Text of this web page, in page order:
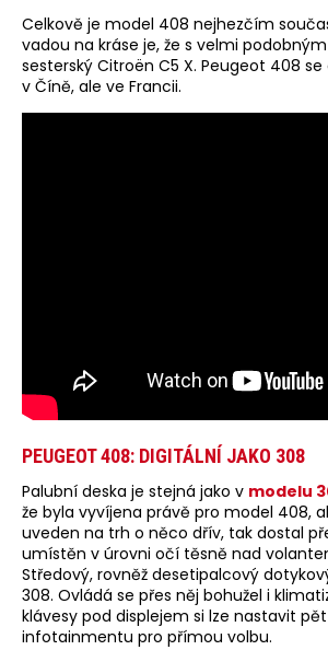
Celkově je model 408 nejhezčím
vadou na kráse je, že s velmi
sesterský Citroën C5 X. Peugeot 408
v Číně, ale ve Francii.
PEUGEOT 408: DIGITÁLNÍ JAKO 308
Palubní deska je stejná jako v modelu
že byla vyvíjena právě pro model 408,
uveden na trh o něco dřív, tak dostal
umístěn v úrovni očí těsně nad
Středový, rovněž desetipalcový
308. Ovládá se přes něj bohužel i
klávesy pod displejem si lze nastavit
infotainmentu pro přímou volbu.